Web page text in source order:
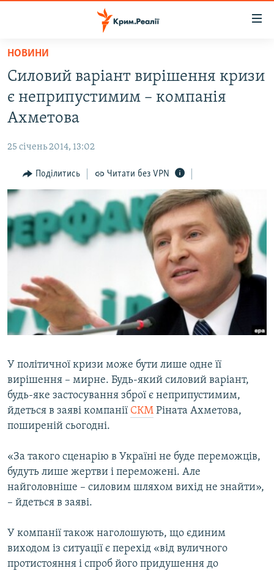
Перейти
основного
матеріалу
Перейти
до
основної
Перейти
до
пошуку
ВІДЕО ТА ФОТО
БЛОГИ
ПОГЛЯД
ІНТЕРВ'Ю
ВСЕ ЗА ДЕНЬ
СПЕЦПРОЕКТИ
ВІДЕОУРОКИ «ELIFBE»
СВІДЧЕННЯ ОКУПАЦІЇ
УКРАЇНСЬКА ПРОБЛЕМА КРИМУ
Русский
Qırımtatar
Усі сайти RFE/RL
НОВИНИ
Силовий варіант вирішення кризи
є неприпустимим – компанія
Ахметова
25 січень 2014, 13:02
Поділитись Читати без VPN
У політичної кризи може бути лише одне її
вирішення – мирне. Будь-який силовий варіант,
будь-яке застосування зброї є неприпустимим,
йдеться в заяві компанії СКМ Ріната Ахметова,
поширеній сьогодні.
«За такого сценарію в Україні не буде переможців,
будуть лише жертви і переможені. Але
найголовніше – силовим шляхом вихід не знайти»,
– йдеться в заяві.
У компанії також наголошують, що єдиним
виходом із ситуації є перехід «від вуличного
протистояння і спроб його придушення до